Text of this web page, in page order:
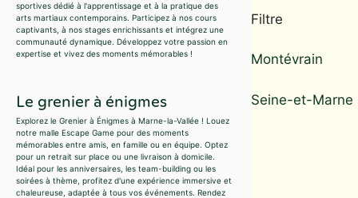
sportives dédié à l'apprentissage et à la pratique des
arts martiaux contemporains. Participez à nos cours
captivants, à nos stages enrichissants et intégrez une
communauté dynamique. Développez votre passion en
expertise et vivez des moments mémorables !
Le grenier à énigmes
Explorez le Grenier à Énigmes à Marne-la-Vallée ! Louez
notre malle Escape Game pour des moments
mémorables entre amis, en famille ou en équipe. Optez
pour un retrait sur place ou une livraison à domicile.
Idéal pour les anniversaires, les team-building ou les
soirées à thème, profitez d'une expérience immersive et
chaleureuse, adaptée à tous vos événements. Rendez
Filtre
Montévrain
Seine-et-Marne